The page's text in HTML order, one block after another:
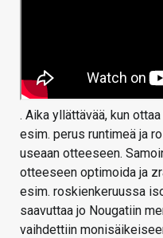
. Aika yllättävää, kun
esim. perus runtimeä ja
useaan otteeseen.
otteeseen optimoida ja
esim. roskienkeruussa
saavuttaa jo Nougatiin
vaihdettiin